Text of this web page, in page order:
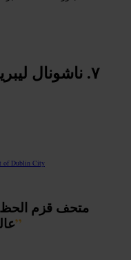
ناشونال
of Dublin City
متحف قزم الحظ
”